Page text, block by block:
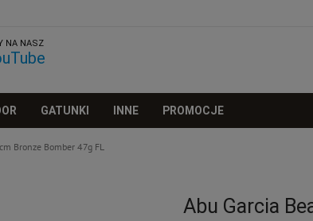
NA NASZ
GATUNKI INNE PROMOCJE
Bronze Bomber 47g FL
Abu Garcia